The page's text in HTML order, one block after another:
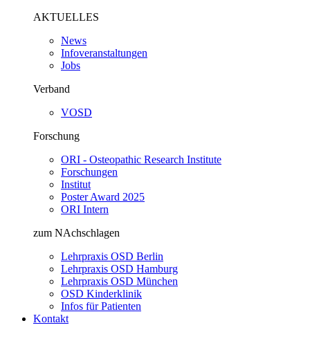
AKTUELLES
News
Infoveranstaltungen
Jobs
Verband
VOSD
Forschung
ORI - Osteopathic Research Institute
Forschungen
Institut
Poster Award 2025
ORI Intern
zum NAchschlagen
Lehrpraxis OSD Berlin
Lehrpraxis OSD Hamburg
Lehrpraxis OSD München
OSD Kinderklinik
Infos für Patienten
Kontakt